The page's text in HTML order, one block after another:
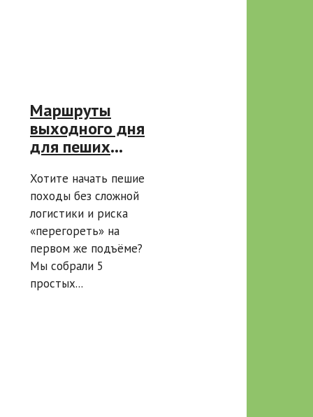
Маршруты
выходного дня
для пеших
простых треков
от турбаз для
новичков
Хотите начать пешие
походы без сложной
логистики и риска
«перегореть» на
первом же подъёме?
Мы собрали 5
простых...